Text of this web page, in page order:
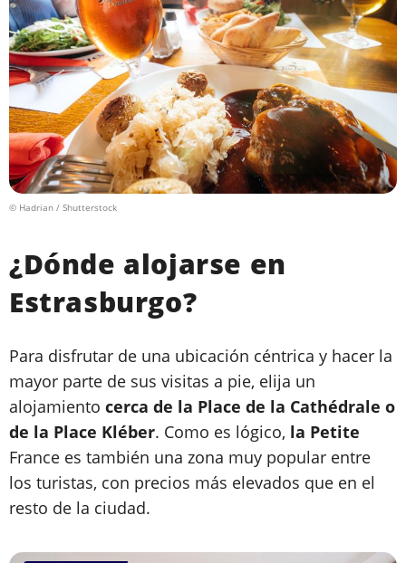
© Hadrian / Shutterstock
¿Dónde alojarse en
Estrasburgo?
Para disfrutar de una ubicación céntrica y hacer la
mayor parte de sus visitas a pie, elija un
alojamiento cerca de la Place de la Cathédrale o
de la Place Kléber. Como es lógico, la Petite
France es también una zona muy popular entre
los turistas, con precios más elevados que en el
resto de la ciudad.